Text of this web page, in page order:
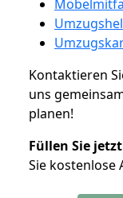
Kontaktieren
uns
planen!
Füllen Sie
Sie kostenlose